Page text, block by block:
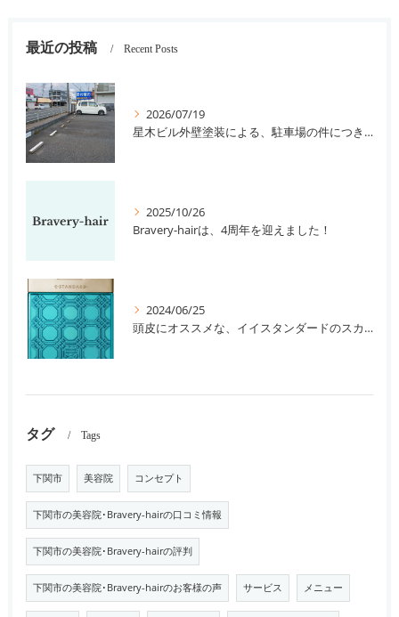
最近の投稿 Recent Posts
2026/07/19
星木ビル外壁塗装による、駐車場の件につきまして。
2025/10/26
Bravery-hairは、4周年を迎えました！
2024/06/25
頭皮にオススメな、イイスタンダードのスカルプ系シャンプー＆トリートメントです！
タグ Tags
下関市 美容院 コンセプト
下関市の美容院･Bravery-hairの口コミ情報
下関市の美容院･Bravery-hairの評判
下関市の美容院･Bravery-hairのお客様の声 サービス メニュー